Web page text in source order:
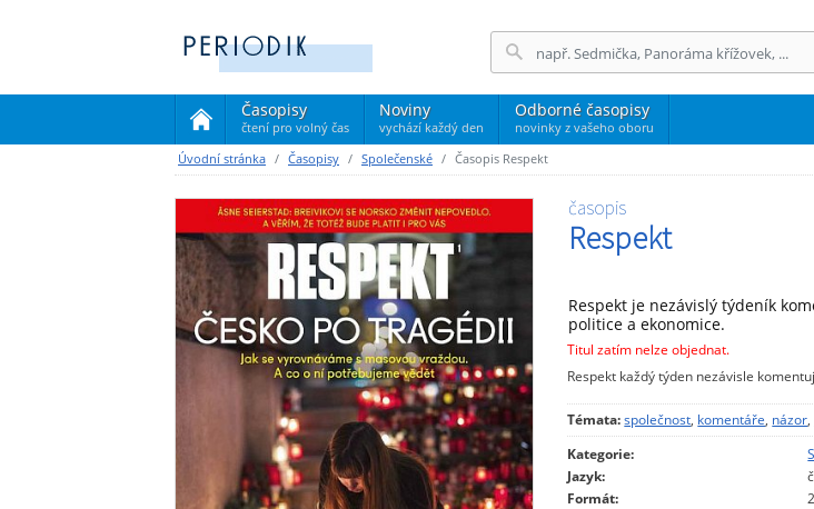
Časopisy
čtení pro volný čas
(current)
Noviny
vychází každý den
Odborné časopisy
novinky z vašeho oboru
Úvodní stránka Časopisy Společenské Časopis Respekt
časopis
Respekt
Respekt je nezávislý týdeník
politice a ekonomice.
Titul zatím nelze objednat.
Respekt každý týden nezávisle
Témata:společnost, komentáře, názor,
Kategorie:
Jazyk:
Formát: